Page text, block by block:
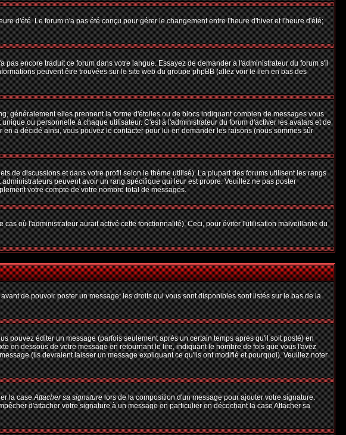
d'été. Le forum n'a pas été conçu pour gérer le changement entre l'heure d'hiver et l'heure d'été;
encore traduit ce forum dans votre langue. Essayez de demander à l'administrateur du forum s'il
peuvent être trouvées sur le site web du groupe phpBB (allez voir le lien en bas des
généralement elles prennent la forme d'étoiles ou de blocs indiquant combien de messages vous
ou personnelle à chaque utilisateur. C'est à l'administrateur du forum d'activer les avatars et de
a décidé ainsi, vous pouvez le contacter pour lui en demander les raisons (nous sommes sûr
de discussions et dans votre profil selon le thème utilisé). La plupart des forums utilisent les rangs
peuvent avoir un rang spécifique qui leur est propre. Veuillez ne pas poster
votre compte de votre nombre total de messages.
où l'administrateur aurait activé cette fonctionnalité). Ceci, pour éviter l'utilisation malveillante du
de pouvoir poster un message; les droits qui vous sont disponibles sont listés sur le bas de la
pouvez éditer un message (parfois seulement après un certain temps après qu'il soit posté) en
en dessous de votre message en retournant le lire, indiquant le nombre de fois que vous l'avez
(ils devraient laisser un message expliquant ce qu'ils ont modifié et pourquoi). Veuillez noter
la caseAttacher sa signaturelors de la composition d'un message pour ajouter votre signature.
d'attacher votre signature à un message en particulier en décochant la case Attacher sa